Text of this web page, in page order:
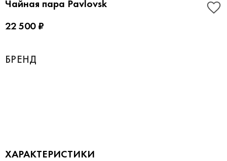
Чайная пара Pavlovsk
22 500 ₽
БРЕНД
ХАРАКТЕРИСТИКИ